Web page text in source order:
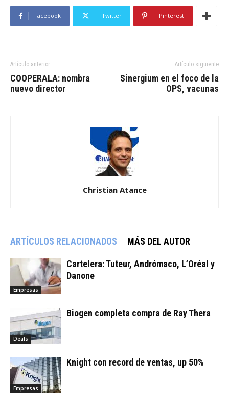
Facebook Twitter Pinterest
Artículo anterior
COOPERALA: nombra
nuevo director
Artículo siguiente
Sinergium en el foco de la
OPS, vacunas
Christian Atance
ARTÍCULOS RELACIONADOS MÁS DEL AUTOR
Empresas
Cartelera: Tuteur, Andrómaco, L’Oréal y
Danone
Deals
Biogen completa compra de Ray Thera
Empresas
Knight con record de ventas, up 50%